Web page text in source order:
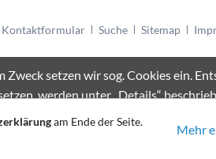
am Ende der Seite.
Mehr
Navigation
Kontaktformular Suche Sitemap
setzen wir sog. Cookies ein.
werden unter „Details“